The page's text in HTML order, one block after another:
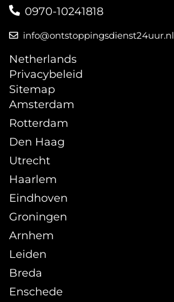
0970-10241818
info@ontstoppingsdienst24uur.nl
Netherlands
Privacybeleid
Sitemap
Amsterdam
Rotterdam
Den Haag
Utrecht
Haarlem
Eindhoven
Groningen
Arnhem
Leiden
Breda
Enschede